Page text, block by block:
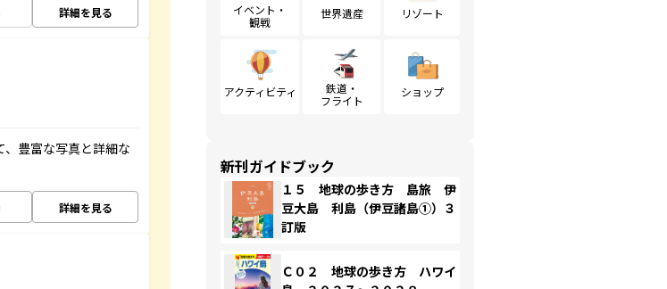
詳細を見る
豊富な写真と詳細な
詳細を見る
イベント・
観戦
世界遺産 リゾート
アクティビティ
鉄道・
フライト
ショップ
新刊ガイドブック
１５ 地球の歩き方 島旅 伊
豆大島 利島（伊豆諸島①）３
訂版
Ｃ０２ 地球の歩き方 ハワイ